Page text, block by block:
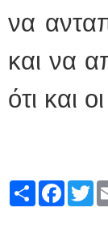
να
και να
ότι και
Share